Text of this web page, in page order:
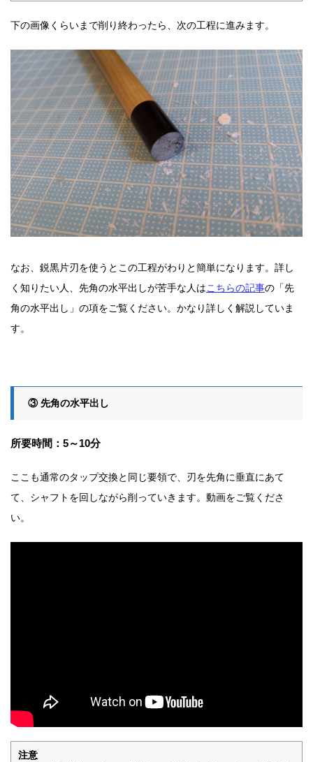
下の画像くらいまで削り終わったら、次の工程に進みます。
なお、鋭黒片刃を使うとこの工程がわりと簡単になります。詳し
く知りたい人、先角の水平出しが苦手な人は こちらの記事の「先
角の水平出し」の項をご覧ください。かなり詳しく解説していま
す。
③ 先角の水平出し
所要時間：5～10分
ここも通常のタップ交換と同じ要領で、刃を先角に垂直にあて
て、シャフトを回しながら削っていきます。動画をご覧くださ
い。
注意